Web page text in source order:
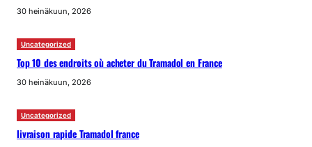
30 heinäkuun, 2026
Uncategorized
Top 10 des endroits où acheter du Tramadol en France
30 heinäkuun, 2026
Uncategorized
livraison rapide Tramadol france